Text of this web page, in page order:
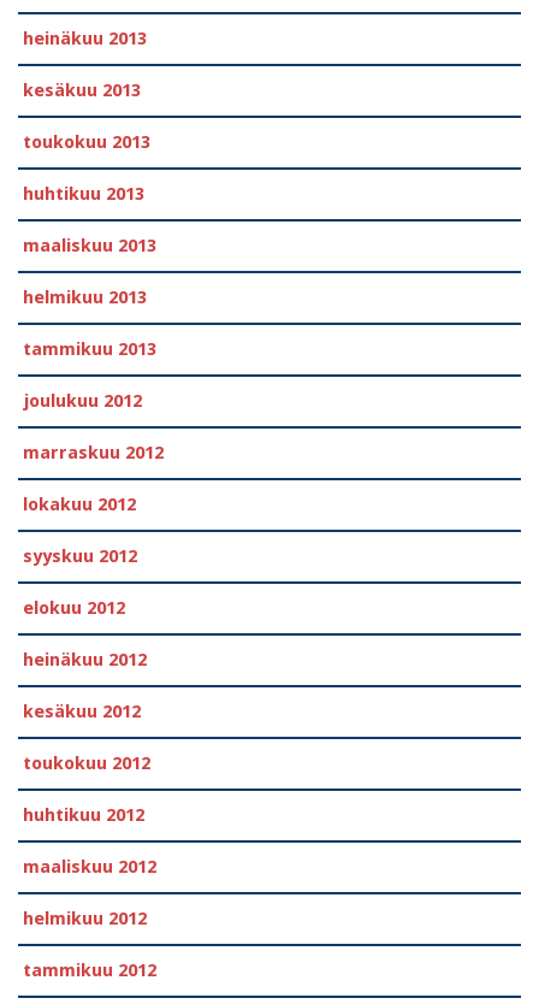
heinäkuu 2013
kesäkuu 2013
toukokuu 2013
huhtikuu 2013
maaliskuu 2013
helmikuu 2013
tammikuu 2013
joulukuu 2012
marraskuu 2012
lokakuu 2012
syyskuu 2012
elokuu 2012
heinäkuu 2012
kesäkuu 2012
toukokuu 2012
huhtikuu 2012
maaliskuu 2012
helmikuu 2012
tammikuu 2012